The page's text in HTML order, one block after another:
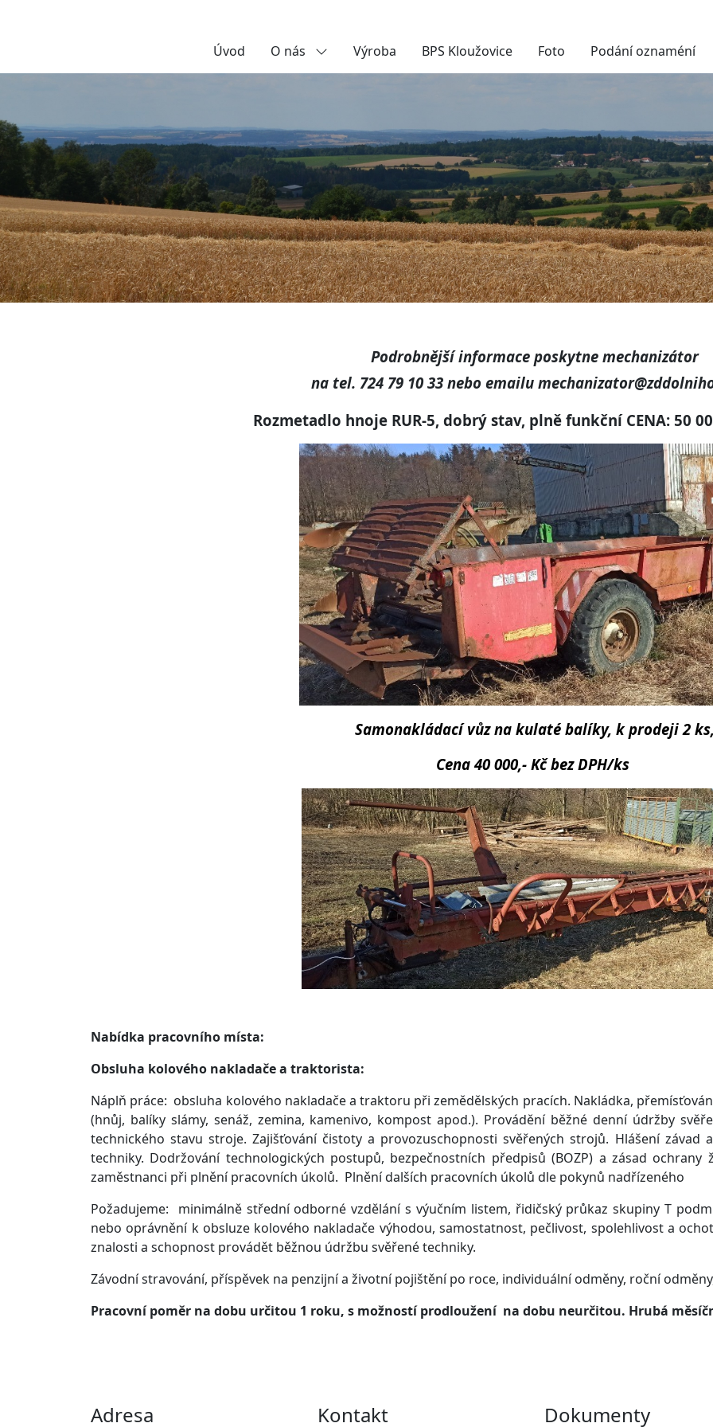
Úvod O nás Výroba BPS Kloužovice Foto Podání oznaméní
Podrobnější informace poskytne mechanizátor
na tel. 724 79 10 33 nebo emailu
Rozmetadlo hnoje RUR-5, dobrý stav, plně funkční CENA: 50
Samonakládací vůz na kulaté balíky, k prodeji 2
Cena 40 000,- Kč bez DPH/ks
Nabídka pracovního místa:
Obsluha kolového nakladače a traktorista:
Náplň práce: obsluha kolového nakladače a traktoru při zemědělských pracích. Nakládka,
(hnůj, balíky slámy, senáž, zemina, kamenivo, kompost apod.). Provádění běžné denní údržby
technického stavu stroje. Zajišťování čistoty a provozuschopnosti svěřených strojů. Hlášení
techniky. Dodržování technologických postupů, bezpečnostních předpisů (BOZP) a zásad
zaměstnanci při plnění pracovních úkolů. Plnění dalších pracovních úkolů dle pokynů nadřízeného
Požadujeme: minimálně střední odborné vzdělání s výučním listem, řidičský průkaz skupiny T
nebo oprávnění k obsluze kolového nakladače výhodou, samostatnost, pečlivost, spolehlivost a
znalosti a schopnost provádět běžnou údržbu svěřené techniky.
Závodní stravování, příspěvek na penzijní a životní pojištění po roce, individuální odměny, roční
Pracovní poměr na dobu určitou 1 roku, s možností prodloužení na dobu neurčitou. Hrubá
Adresa Kontakt Dokumenty